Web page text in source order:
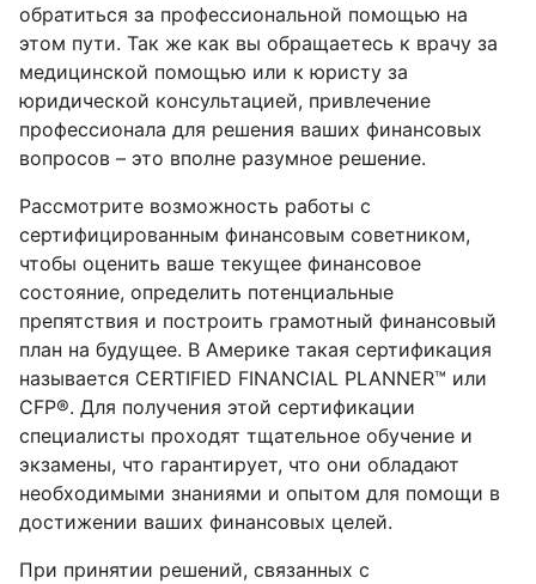
обратиться за профессиональной помощью на
этом пути. Так же как вы обращаетесь к врачу за
медицинской помощью или к юристу за
юридической консультацией, привлечение
профессионала для решения ваших финансовых
вопросов – это вполне разумное решение.
Рассмотрите возможность работы с
сертифицированным финансовым советником,
чтобы оценить ваше текущее финансовое
состояние, определить потенциальные
препятствия и построить грамотный финансовый
план на будущее. В Америке такая сертификация
называется CERTIFIED FINANCIAL PLANNER™ или
CFP®. Для получения этой сертификации
специалисты проходят тщательное обучение и
экзамены, что гарантирует, что они обладают
необходимыми знаниями и опытом для помощи в
достижении ваших финансовых целей.
При принятии решений, связанных с